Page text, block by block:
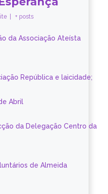
+ posts
da Associação Ateísta
República e laicidade;
Abril
da Delegação Centro da
de Almeida